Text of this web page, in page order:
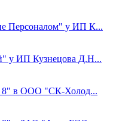
Персоналом" у ИП К...
у ИП Кузнецова Д.Н...
8" в ООО "СК-Холод...